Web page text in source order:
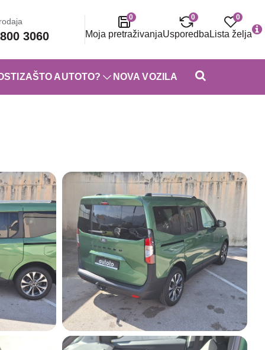
3060
0
Moja pretraživanja
0
Usporedba
0
Lista želja
ZAŠTO AUTOTO? NOVA VOZILA